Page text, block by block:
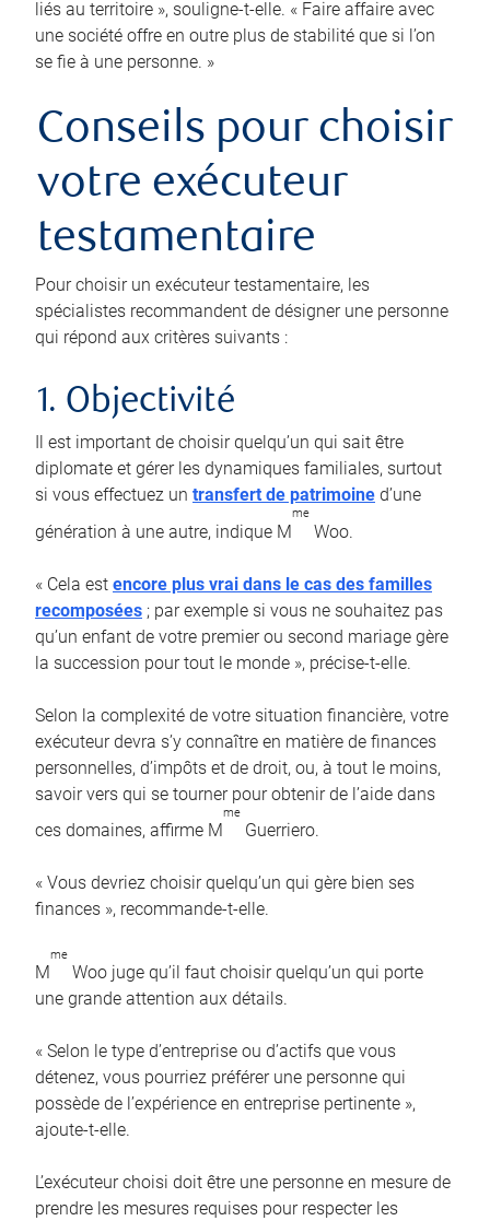
liés au territoire », souligne-t-elle. « Faire affaire avec
une société offre en outre plus de stabilité que si l’on
se fie à une personne. »
Conseils pour choisir
votre exécuteur
testamentaire
Pour choisir un exécuteur testamentaire, les
spécialistes recommandent de désigner une personne
qui répond aux critères suivants :
1. Objectivité
Il est important de choisir quelqu’un qui sait être
diplomate et gérer les dynamiques familiales, surtout
si vous effectuez un transfert de patrimoine d’une
génération à une autre, indique M
me
Woo.
« Cela est encore plus vrai dans le cas des familles
recomposées ; par exemple si vous ne souhaitez pas
qu’un enfant de votre premier ou second mariage gère
la succession pour tout le monde », précise-t-elle.
Selon la complexité de votre situation financière, votre
exécuteur devra s’y connaître en matière de finances
personnelles, d’impôts et de droit, ou, à tout le moins,
savoir vers qui se tourner pour obtenir de l’aide dans
ces domaines, affirme M
me
Guerriero.
« Vous devriez choisir quelqu’un qui gère bien ses
finances », recommande-t-elle.
M
me
Woo juge qu’il faut choisir quelqu’un qui porte
une grande attention aux détails.
« Selon le type d’entreprise ou d’actifs que vous
détenez, vous pourriez préférer une personne qui
possède de l’expérience en entreprise pertinente »,
ajoute-t-elle.
L’exécuteur choisi doit être une personne en mesure de
prendre les mesures requises pour respecter les